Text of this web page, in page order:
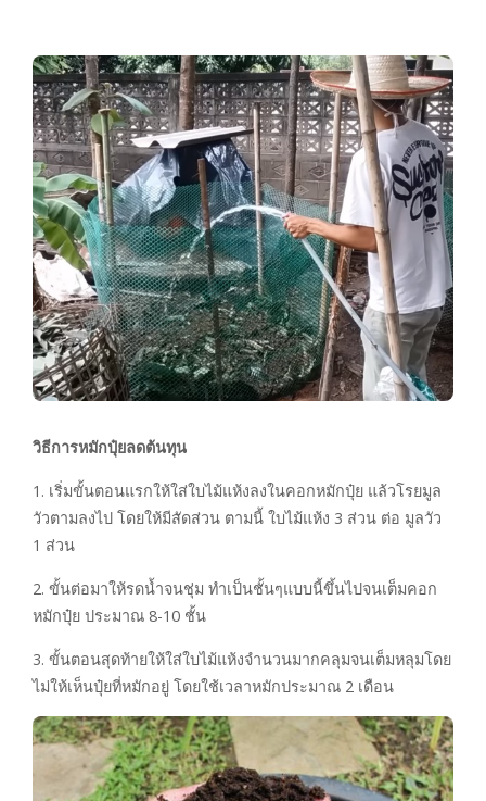
วิธีการหมักปุ๋ยลดต้นทุน
1. เริ่มขั้นตอนแรกให้ใส่ใบไม้แห้งลงในคอกหมักปุ๋ย แล้วโรยมูล
วัวตามลงไป โดยให้มีสัดส่วน ตามนี้ ใบไม้แห้ง 3 ส่วน ต่อ มูลวัว
1 ส่วน
2. ขั้นต่อมาให้รดน้ำจนชุ่ม ทำเป็นชั้นๆแบบนี้ขึ้นไปจนเต็มคอก
หมักปุ๋ย ประมาณ 8-10 ชั้น
3. ขั้นตอนสุดท้ายให้ใส่ใบไม้แห้งจำนวนมากคลุมจนเต็มหลุมโดย
ไม่ให้เห็นปุ๋ยที่หมักอยู่ โดยใช้เวลาหมักประมาณ 2 เดือน